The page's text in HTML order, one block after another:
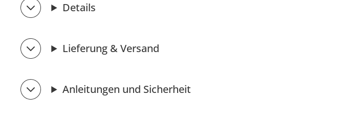
Details
Lieferung & Versand
Anleitungen und Sicherheit